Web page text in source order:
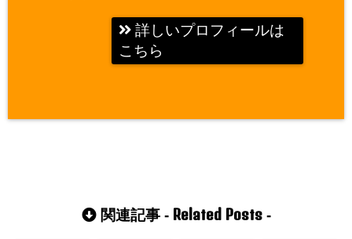
詳しいプロフィールは
こちら
関連記事 - Related Posts-